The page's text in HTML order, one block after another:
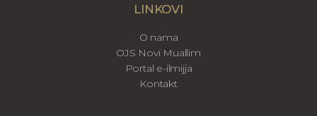
LINKOVI
O nama
OJS Novi Muallim
Portal e-ilmijja
Kontakt